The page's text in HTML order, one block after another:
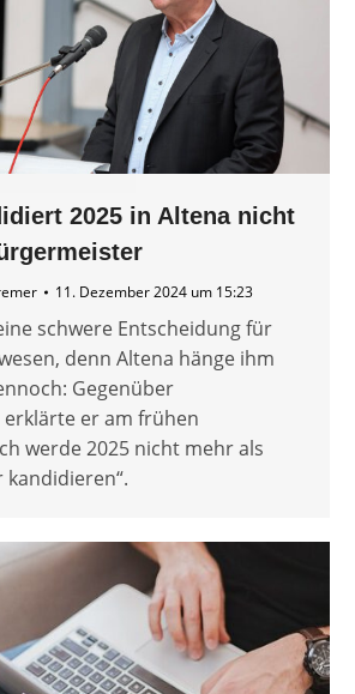
2025 in Altena nicht
11. Dezember 2024 um 15:23
schwere Entscheidung für
denn Altena hänge ihm
Gegenüber
erklärte er am frühen
werde 2025 nicht mehr als